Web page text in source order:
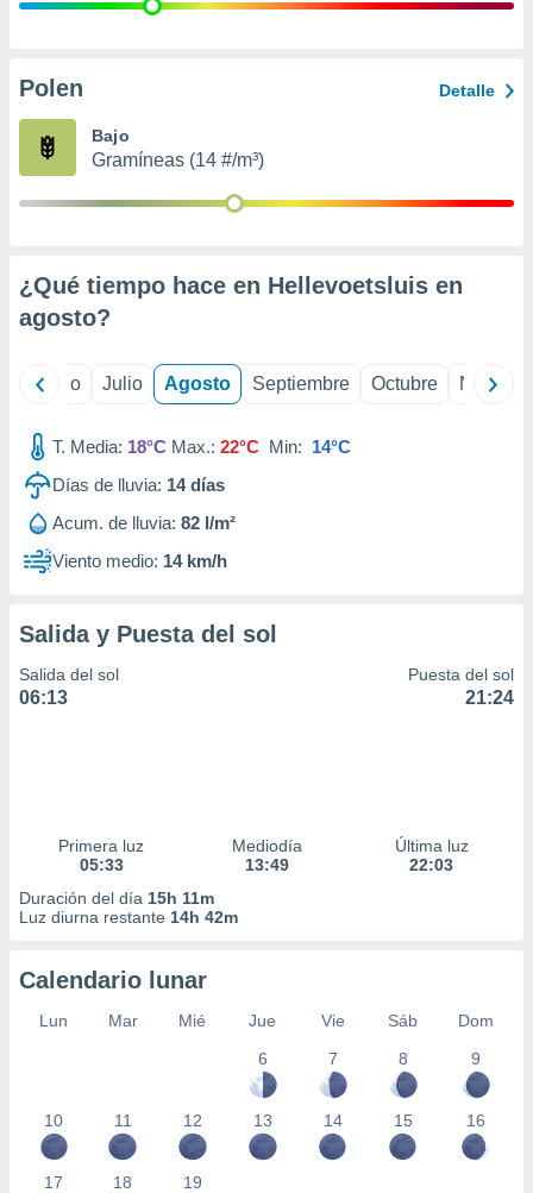
e
publicidad
Polen Detalle
Bajo
Gramíneas (14 #/m³)
¿Qué tiempo hace en Hellevoetsluis en
agosto?
Junio Julio Agosto Septiembre Octubre
T. Media: 18°C Max.: 22°C Min: 14°C
Días de lluvia: 14días
Acum. de lluvia: 82 l/m²
Viento medio: 14 km/h
Salida y Puesta del sol
Salida del sol
06:13
Puesta del sol
21:24
Primera luz
05:33
Mediodía
13:49
Última luz
22:03
Duración del día 15h 11m
Luz diurna restante 14h 42m
Calendario lunar
Lun Mar Mié Jue Vie Sáb
Dom
6
7 8 9
10 11 12 13 14 15 16
17 18 19